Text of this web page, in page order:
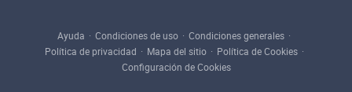
Ayuda Condiciones de uso
Condiciones generales
Política de privacidad
Mapa del sitio
Política de Cookies
Configuración de Cookies